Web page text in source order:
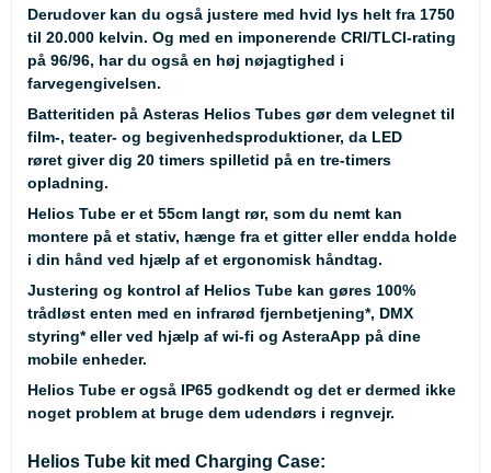
Derudover kan du også justere med hvid lys helt fra 1750
til 20.000 kelvin. Og med en imponerende CRI/TLCI-rating
på 96/96, har du også en høj nøjagtighed i
farvegengivelsen.
Batteritiden på Asteras Helios Tubes gør dem velegnet til
film-, teater- og begivenhedsproduktioner, da LED
røret giver dig 20 timers spilletid på en tre-timers
opladning.
Helios Tube er et 55cm langt rør, som du nemt kan
montere på et stativ, hænge fra et gitter eller endda holde
i din hånd ved hjælp af et ergonomisk håndtag.
Justering og kontrol af Helios Tube kan gøres 100%
trådløst enten med en infrarød fjernbetjening*, DMX
styring*eller ved hjælp af wi-fi og AsteraApp på dine
mobile enheder.
Helios Tube er også IP65 godkendt og det er dermed ikke
noget problem at bruge dem udendørs i regnvejr.
Helios Tube kit med Charging Case: